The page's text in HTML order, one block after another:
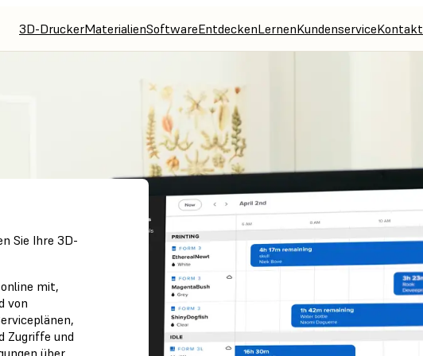
3D-DruckerMaterialienSoftwareEntdeckenLernenKundenserviceKontakt
Sie Ihre 3D-
mit,
von
Zugriffe und
über